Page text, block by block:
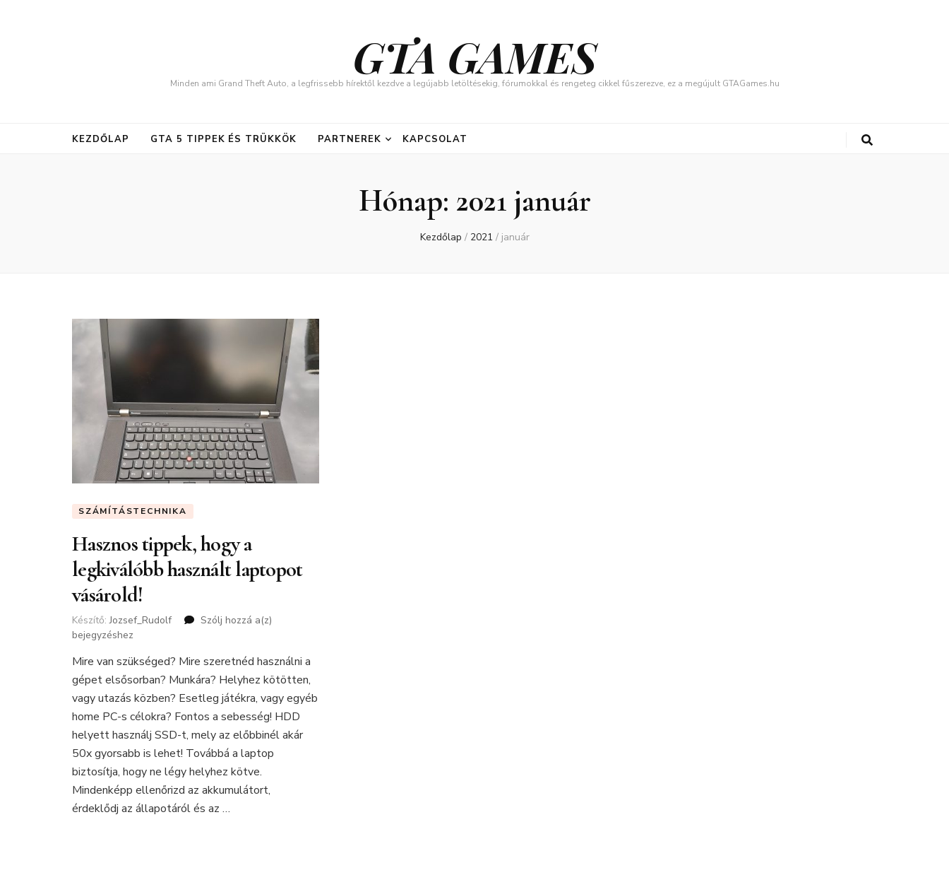
GTA GAMES
Minden ami Grand Theft Auto, a legfrissebb hírektől kezdve a legújabb letöltésekig, fórumokkal és rengeteg cikkel fűszerezve, ez a megújult GTAGames.hu
KEZDŐLAP GTA 5 TIPPEK ÉS TRÜKKÖK PARTNEREK KAPCSOLAT
Hónap: 2021 január
Kezdőlap / 2021 / január
SZÁMÍTÁSTECHNIKA
Hasznos tippek, hogy a
legkiválóbb használt laptopot
vásárold!
Készítő:Jozsef_Rudolf Szólj hozzá a(z)
a
legkiválóbb
használt
laptopot
vásárold!
bejegyzéshez
Mire van szükséged? Mire szeretnéd használni a
gépet elsősorban? Munkára? Helyhez kötötten,
vagy utazás közben? Esetleg játékra, vagy egyéb
home PC-s célokra? Fontos a sebesség! HDD
helyett használj SSD-t, mely az előbbinél akár
50x gyorsabb is lehet! Továbbá a laptop
biztosítja, hogy ne légy helyhez kötve.
Mindenképp ellenőrizd az akkumulátort,
érdeklődj az állapotáról és az …